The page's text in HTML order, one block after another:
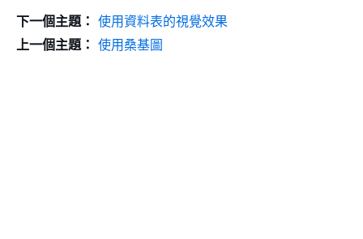
下一個主題： 使用資料表的視覺效果
上一個主題： 使用桑基圖